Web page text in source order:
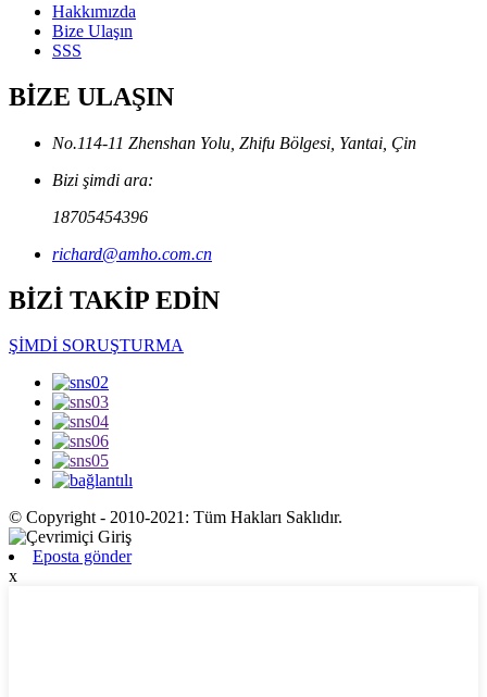
Hakkımızda
Bize Ulaşın
SSS
BİZE ULAŞIN
No.114-11 Zhenshan Yolu, Zhifu Bölgesi, Yantai, Çin
Bizi şimdi ara:
18705454396
richard@amho.com.cn
BİZİ TAKİP EDİN
ŞİMDİ SORUŞTURMA
© Copyright - 2010-2021: Tüm Hakları Saklıdır.
Eposta gönder
x